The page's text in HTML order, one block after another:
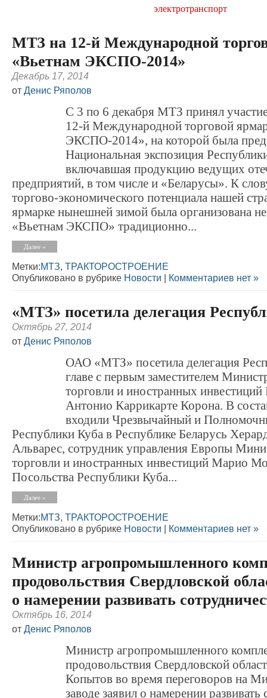
электротранспорт
МТЗ на 12-й Международной
«Вьетнам ЭКСПО-2014»
Декабрь 17, 2014
от Денис Ряполов
С 3 по 6 декабря МТЗ принял
12-й Международной торговой
ЭКСПО-2014», на которой была
Национальная экспозиция
включавшая продукцию ведущих
предприятий, в том числе и «Беларусы». К
торгово-экономического потенциала нашей
ярмарке нынешней зимой была организована
«Вьетнам ЭКСПО» традиционно...
Далее »
Метки:МТЗ, ТРАКТОРОСТРОЕНИЕ
Опубликовано в рубрике Новости | Комментариев нет »
«МТЗ» посетила делегация
Октябрь 27, 2014
от Денис Ряполов
ОАО «МТЗ» посетила делегация
главе с первым заместителем
торговли и иностранных
Антонио Каррикарте Корона. В
входили Чрезвычайный и
Республики Куба в Республике Беларусь
Альварес, сотрудник управления Европы
торговли и иностранных инвестиций Марио
Посольства Республики Куба...
Далее »
Метки:МТЗ, ТРАКТОРОСТРОЕНИЕ
Опубликовано в рубрике Новости | Комментариев нет »
Министр агропромышленного
продовольствия Свердловской
о намерении развивать
Октябрь 16, 2014
от Денис Ряполов
Министр агропромышленного
продовольствия Свердловской
Копытов во время переговоров на
заводе заявил о намерении развивать